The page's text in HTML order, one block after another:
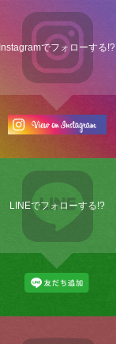
Instagramでフォローする!?
LINEでフォローする!?